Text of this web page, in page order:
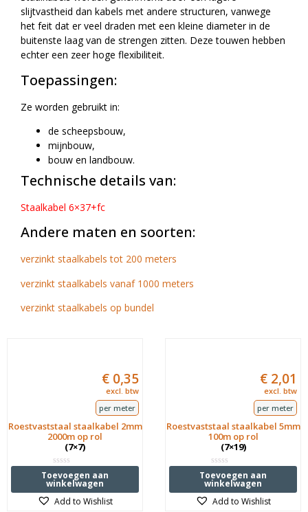
slijtvastheid dan kabels met andere structuren, vanwege
het feit dat er veel draden met een kleine diameter in de
buitenste laag van de strengen zitten. Deze touwen hebben
echter een zeer hoge flexibiliteit.
Toepassingen:
Ze worden gebruikt in:
de scheepsbouw,
mijnbouw,
bouw en landbouw.
Technische details van:
Staalkabel 6×37+fc
Andere maten en soorten:
verzinkt staalkabels tot 200 meters
verzinkt staalkabels vanaf 1000 meters
verzinkt staalkabels op bundel
Roestvaststaal staalkabel 2mm
2000m op rol
(7×7)
Waardering
0
uit
5
€ 0,35
excl. btw
per meter
Toevoegen aan
winkelwagen
Add to Wishlist
Roestvaststaal staalkabel 5mm
100m op rol
(7×19)
Waardering
0
uit
5
€ 2,01
excl. btw
per meter
Toevoegen aan
winkelwagen
Add to Wishlist